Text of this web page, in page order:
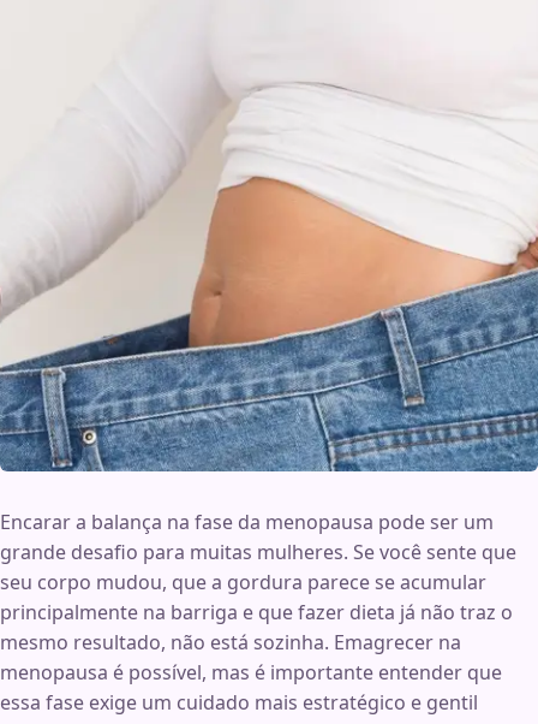
Encarar a balança na fase da menopausa pode ser um
grande desafio para muitas mulheres. Se você sente que
seu corpo mudou, que a gordura parece se acumular
principalmente na barriga e que fazer dieta já não traz o
mesmo resultado, não está sozinha. Emagrecer na
menopausa é possível, mas é importante entender que
essa fase exige um cuidado mais estratégico e gentil